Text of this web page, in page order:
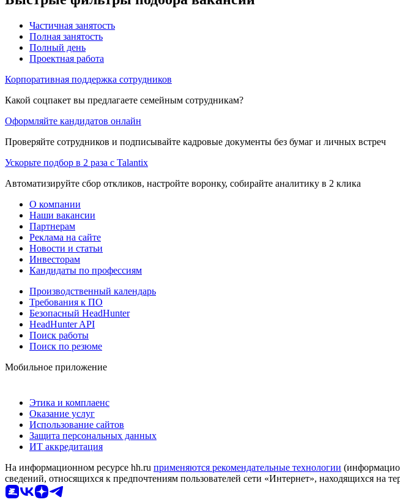
Частичная занятость
Полная занятость
Полный день
Проектная работа
Корпоративная поддержка сотрудников
Какой соцпакет вы предлагаете семейным сотрудникам?
Оформляйте кандидатов онлайн
Проверяйте сотрудников и подписывайте кадровые документы без бумаг и личных встреч
Ускорьте подбор в 2 раза с Talantix
Автоматизируйте сбор откликов, настройте воронку, собирайте аналитику в 2 клика
О компании
Наши вакансии
Партнерам
Реклама на сайте
Новости и статьи
Инвесторам
Кандидаты по профессиям
Производственный календарь
Требования к ПО
Безопасный HeadHunter
HeadHunter API
Поиск работы
Поиск по резюме
Мобильное приложение
Этика и комплаенс
Оказание услуг
Использование сайтов
Защита персональных данных
ИТ аккредитация
На информационном ресурсе hh.ru применяются рекомендательные технологии
сведений, относящихся к предпочтениям пользователей сети «Интернет», находящихся на